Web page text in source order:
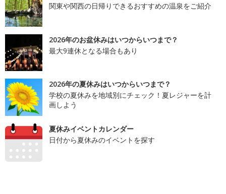
関東や関西の日帰りできるおすすめの温泉をご紹介
2026年のお盆休みはいつからいつまで？
最大9連休となる場合もあり
2026年の夏休みはいつからいつまで？
学校の夏休みを地域別にチェック！夏レジャーを計
画しよう
夏休みイベントカレンダー
日付から夏休みのイベントを探す